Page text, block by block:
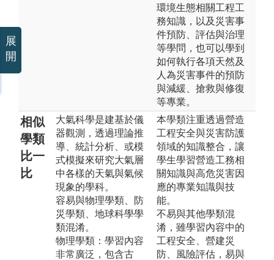
環境生態相關工程工
務知識，以及災害事
件預防、評估與治理
等學問，也可以學到
如何執行各項天然及
人為災害事件的預防
與減緩、搶救與修復
等專業。
相似
學類
比一
比
大氣科學是建基於儀
器觀測，透過理論推
導、統計分析、或模
式模擬來研究大氣層
中各樣的天氣與氣候
現象的學科。
容易與物理學類、防
災學類、地球科學學
類混淆。
物理學類：學習內容
非常廣泛，包含古
本學類注重透過營造
工程安全與災害防護
領域的知識整合，讓
學生學習營造工務相
關知識與高危災害因
應的專業知識與技
能。
不易與其他學類混
淆，雖學習內容中的
工程安全、營建災
防、風險評估，易與
展
開